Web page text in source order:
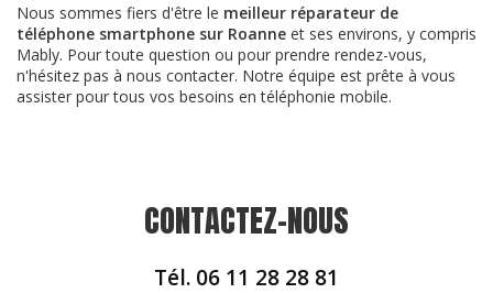
Nous sommes fiers d'être le meilleur réparateur de
téléphone smartphone sur Roanne et ses environs, y compris
Mably. Pour toute question ou pour prendre rendez-vous,
n'hésitez pas à nous contacter. Notre équipe est prête à vous
assister pour tous vos besoins en téléphonie mobile.
CONTACTEZ-NOUS
Tél. 06 11 28 28 81